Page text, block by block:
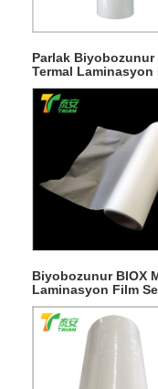
Parlak Biyobozunur
Termal Laminasyon
Biyobozunur BIOX
Laminasyon Film